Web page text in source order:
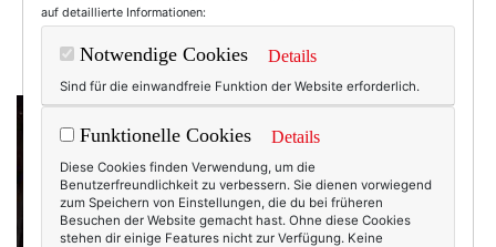
auf detaillierte Informationen:
Notwendige Cookies Details
Sind für die einwandfreie Funktion der Website erforderlich.
Funktionelle Cookies Details
Diese Cookies finden Verwendung, um die
Benutzerfreundlichkeit zu verbessern. Sie dienen vorwiegend
zum Speichern von Einstellungen, die du bei früheren
Besuchen der Website gemacht hast. Ohne diese Cookies
stehen dir einige Features nicht zur Verfügung. Keine